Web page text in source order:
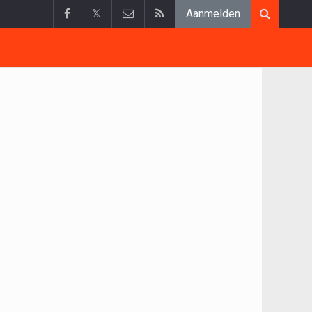
𝕏 Aanmelden